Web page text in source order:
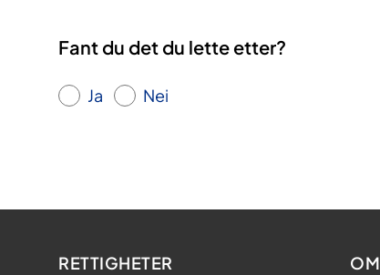
Fant du det du lette etter?
Ja Nei
RETTIGHETER